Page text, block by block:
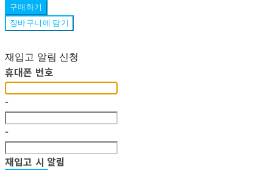
구매하기
장바구니에 담기
재입고 알림 신청
휴대폰 번호
-
-
재입고 시 알림